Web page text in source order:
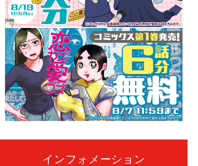
インフォメーション